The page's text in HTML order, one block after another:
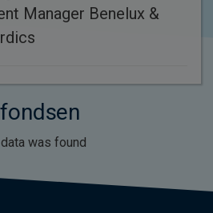
Manager Benelux &
data was found